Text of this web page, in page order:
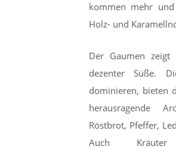
kommen mehr
Holz- und
Der Gaumen
dezenter Süße.
dominieren, bieten
herausragende
Röstbrot, Pfeffer,
Auch